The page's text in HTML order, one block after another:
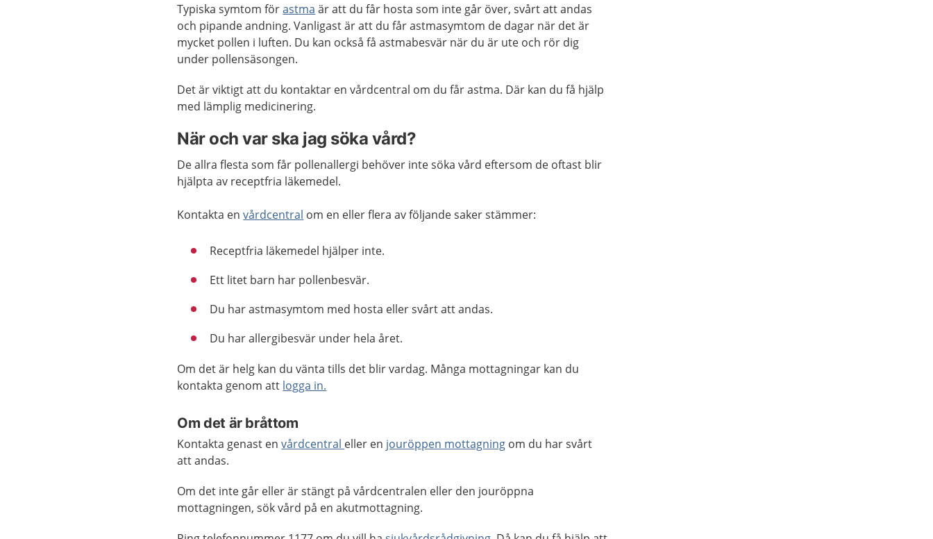
Typiska symtom förastma är att du får hosta som inte går över, svårt att andas
och pipande andning. Vanligast är att du får astmasymtom de dagar när det är
mycket pollen i luften. Du kan också få astmabesvär när du är ute och rör dig
under pollensäsongen.
Det är viktigt att du kontaktar en vårdcentral om du får astma. Där kan du få hjälp
med lämplig medicinering.
När och var ska jag söka vård?
De allra flesta som får pollenallergi behöver inte söka vård eftersom de oftast blir
hjälpta av receptfria läkemedel.
Kontakta envårdcentral om en eller flera av följande saker stämmer:
Receptfria läkemedel hjälper inte.
Ett litet barn har pollenbesvär.
Du har astmasymtom med hosta eller svårt att andas.
Du har allergibesvär under hela året.
Om det är helg kan du vänta tills det blir vardag. Många mottagningar kan du
kontakta genom att logga in.
Om det är bråttom
Kontakta genast envårdcentral eller en jouröppen mottagning om du har svårt
att andas.
Om det inte går eller är stängt på vårdcentralen eller den jouröppna
mottagningen, sök vård på en akutmottagning.